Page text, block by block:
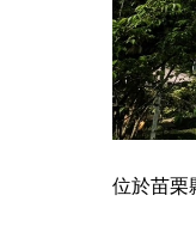
位於苗栗